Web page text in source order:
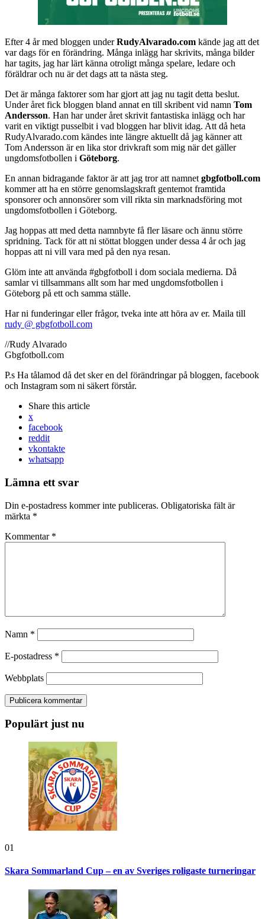
Efter 4 år med bloggen underRudyAlvarado.com kände jag att det
var dags för en förändring. Många inlägg har skrivits, många bilder
har tagits, jag har lärt känna otroligt många spelare, ledare och
föräldrar och nu är det dags att ta nästa steg.
Det är många faktorer som har gjort att jag nu tagit detta beslut.
Under året fick bloggen bland annat en till skribent vid namn Tom
Andersson. Han har under året skrivit fantastiska inlägg och har
varit en viktigt pusselbit i vad bloggen har blivit idag. Att då heta
RudyAlvarado.com kändes inte längre aktuellt då jag känner att
Tom Andersson är en lika stor drivkraft som mig när det gäller
ungdomsfotbollen i Göteborg.
En annan bidragande faktor är att jag tror att namnet gbgfotboll.com
kommer att ha en större genomslagskraft gentemot framtida
sponsorer och annonsörer som vill rikta sin marknadsföring mot
ungdomsfotbollen i Göteborg.
Jag hoppas att med detta namnbyte få fler läsare och ännu större
spridning. Tack för att ni stöttat bloggen under dessa 4 år och jag
hoppas att ni vill vara med på den nya resan.
Glöm inte att använda #gbgfotboll i dom sociala medierna. Då
samlar vi tillsammans allt som har med ungdomsfotbollen i
Göteborg på ett och samma ställe.
Har ni funderingar eller frågor, tveka inte att höra av er. Maila till
rudy @ gbgfotboll.com
//Rudy Alvarado
Gbgfotboll.com
P.s Ha tålamod då det sker en del förändringar på bloggen, facebook
och Instagram som ni säkert förstår.
Share this article
x
facebook
reddit
vkontakte
whatsapp
Lämna ett svar
Din e-postadress kommer inte publiceras. Obligatoriska fält är
märkta *
Kommentar *
Namn *
E-postadress *
Webbplats
Populärt just nu
01
Skara Sommarland Cup – en av Sveriges roligaste turneringar